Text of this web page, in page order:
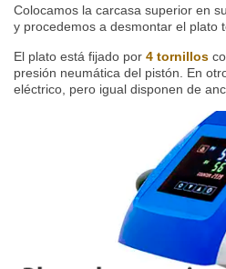
Colocamos la carcasa superior en
y procedemos a desmontar el plato
El plato está fijado por 4 tornillos
presión neumática del pistón. En
eléctrico, pero igual disponen de